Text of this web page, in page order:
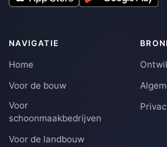
NAVIGATIE
Home
Voor de bouw
Voor
schoonmaakbedrijven
Voor de landbouw